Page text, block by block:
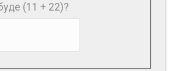
(11 + 22)?